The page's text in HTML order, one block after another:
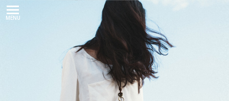
MENU